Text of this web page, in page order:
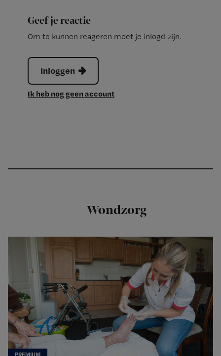
Geef je reactie
Om te kunnen reageren moet je inlogd zijn.
Inloggen
Ik heb nog geen account
Wondzorg